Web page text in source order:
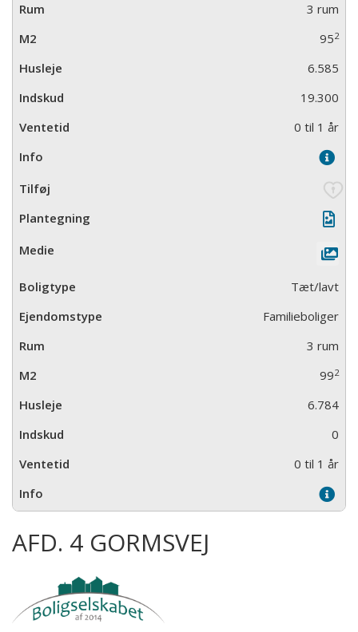
3 rum
952
6.585
19.300
0 til 1 år
Tæt/lavt
Familieboliger
3 rum
992
6.784
0
0 til 1 år
AFD. 4 GORMSVEJ